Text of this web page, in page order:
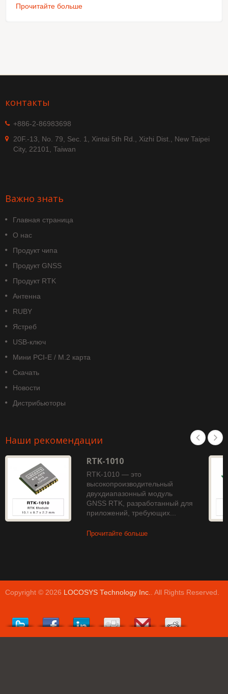
Прочитайте больше
контакты
+886-2-86983698
20F.-13, No. 79, Sec. 1, Xintai 5th Rd., Xizhi Dist., New Taipei
City, 22101, Taiwan
Важно знать
Главная страница
О нас
Продукт чипа
Продукт GNSS
Продукт RTK
Антенна
RUBY
Ястреб
USB-ключ
Мини PCI-E / M.2 карта
Скачать
Новости
Дистрибьюторы
Наши рекомендации
RTK-1010
RTK-1010 — это
высокопроизводительный
двухдиапазонный модуль
GNSS RTK, разработанный для
приложений, требующих...
Прочитайте больше
Copyright © 2026 LOCOSYS Technology Inc.. All Rights Reserved.